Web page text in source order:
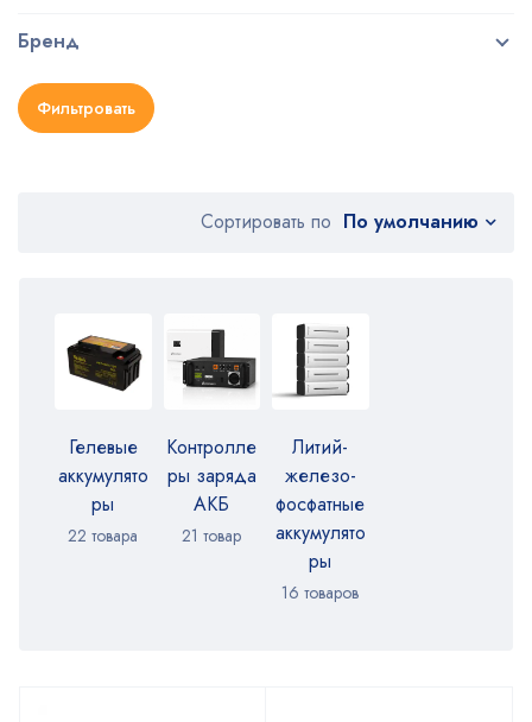
Бренд
Фильтровать
Сортировать по По умолчанию
Гелевые
аккумулято
ры
22 товара
Контролле
ры заряда
АКБ
21 товар
Литий-
железо-
фосфатные
аккумулято
ры
16 товаров